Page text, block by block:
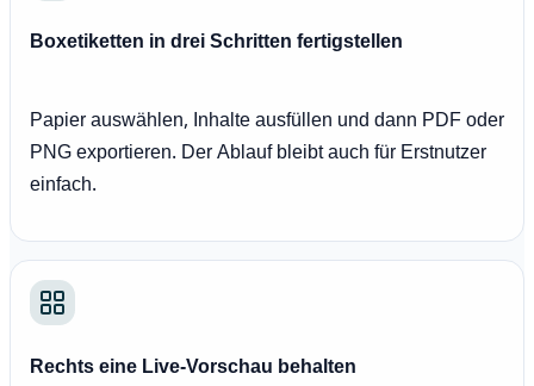
Boxetiketten in drei Schritten fertigstellen
Papier auswählen, Inhalte ausfüllen und dann PDF oder
PNG exportieren. Der Ablauf bleibt auch für Erstnutzer
einfach.
Rechts eine Live-Vorschau behalten